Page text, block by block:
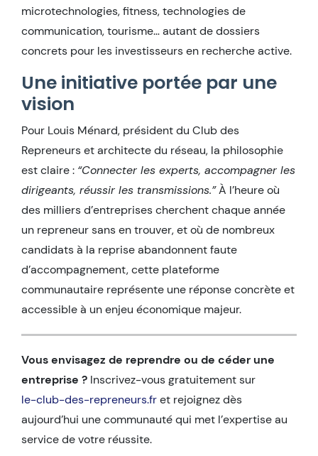
microtechnologies, fitness, technologies de
communication, tourisme… autant de dossiers
concrets pour les investisseurs en recherche active.
Une initiative portée par une
vision
Pour Louis Ménard, président du Club des
Repreneurs et architecte du réseau, la philosophie
est claire : “Connecter les experts, accompagner les
dirigeants, réussir les transmissions.”À l’heure où
des milliers d’entreprises cherchent chaque année
un repreneur sans en trouver, et où de nombreux
candidats à la reprise abandonnent faute
d’accompagnement, cette plateforme
communautaire représente une réponse concrète et
accessible à un enjeu économique majeur.
Vous envisagez de reprendre ou de céder une
entreprise ? Inscrivez-vous gratuitement sur
le-club-des-repreneurs.fret rejoignez dès
aujourd’hui une communauté qui met l’expertise au
service de votre réussite.